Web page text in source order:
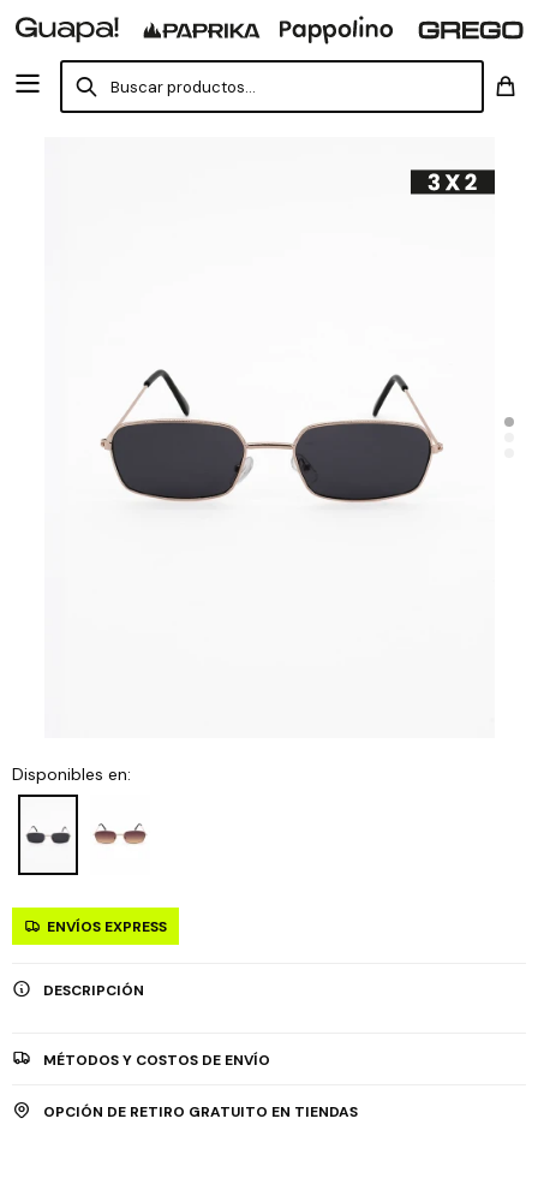
Disponibles en:
ENVÍOS EXPRESS
DESCRIPCIÓN
MÉTODOS Y COSTOS DE ENVÍO
OPCIÓN DE RETIRO GRATUITO EN TIENDAS